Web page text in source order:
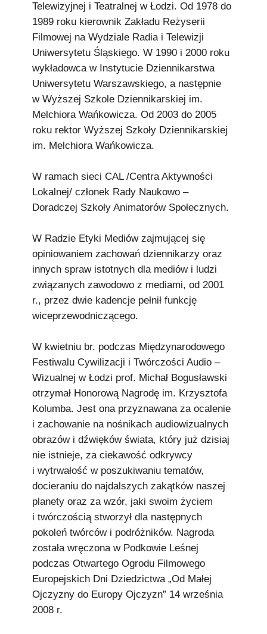
Telewizyjnej i Teatralnej w Łodzi. Od 1978 do
1989 roku kierownik Zakładu Reżyserii
Filmowej na Wydziale Radia i Telewizji
Uniwersytetu Śląskiego. W 1990 i 2000 roku
wykładowca w Instytucie Dziennikarstwa
Uniwersytetu Warszawskiego, a następnie
w Wyższej Szkole Dziennikarskiej im.
Melchiora Wańkowicza. Od 2003 do 2005
roku rektor Wyższej Szkoły Dziennikarskiej
im. Melchiora Wańkowicza.
W ramach sieci CAL /Centra Aktywności
Lokalnej/ członek Rady Naukowo –
Doradczej Szkoły Animatorów Społecznych.
W Radzie Etyki Mediów zajmującej się
opiniowaniem zachowań dziennikarzy oraz
innych spraw istotnych dla mediów i ludzi
związanych zawodowo z mediami, od 2001
r., przez dwie kadencje pełnił funkcję
wiceprzewodniczącego.
W kwietniu br. podczas Międzynarodowego
Festiwalu Cywilizacji i Twórczości Audio –
Wizualnej w Łodzi prof. Michał Bogusławski
otrzymał Honorową Nagrodę im. Krzysztofa
Kolumba. Jest ona przyznawana za ocalenie
i zachowanie na nośnikach audiowizualnych
obrazów i dźwięków świata, który już dzisiaj
nie istnieje, za ciekawość odkrywcy
i wytrwałość w poszukiwaniu tematów,
docieraniu do najdalszych zakątków naszej
planety oraz za wzór, jaki swoim życiem
i twórczością stworzył dla następnych
pokoleń twórców i podróżników. Nagroda
została wręczona w Podkowie Leśnej
podczas Otwartego Ogrodu Filmowego
Europejskich Dni Dziedzictwa „Od Małej
Ojczyzny do Europy Ojczyzn” 14 września
2008 r.